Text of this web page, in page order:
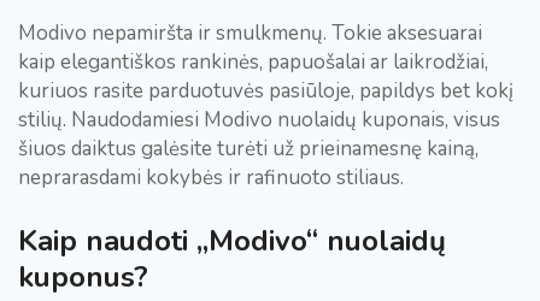
Modivo nepamiršta ir smulkmenų. Tokie aksesuarai
kaip elegantiškos rankinės, papuošalai ar laikrodžiai,
kuriuos rasite parduotuvės pasiūloje, papildys bet kokį
stilių. Naudodamiesi Modivo nuolaidų kuponais, visus
šiuos daiktus galėsite turėti už prieinamesnę kainą,
neprarasdami kokybės ir rafinuoto stiliaus.
Kaip naudoti „Modivo“ nuolaidų
kuponus?